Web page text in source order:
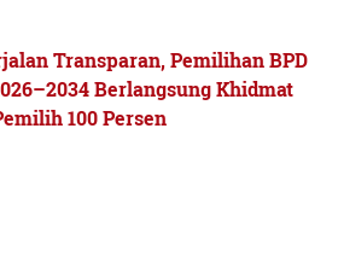
Transparan, Pemilihan BPD
Berlangsung Khidmat
100 Persen